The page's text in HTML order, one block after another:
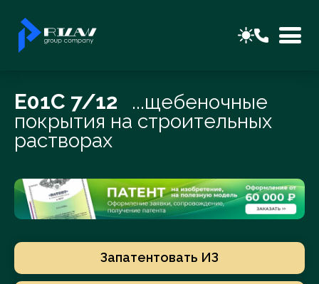
E01C 7/12
...щебеночные
покрытия на строительных
растворах
Запатентовать ИЗ